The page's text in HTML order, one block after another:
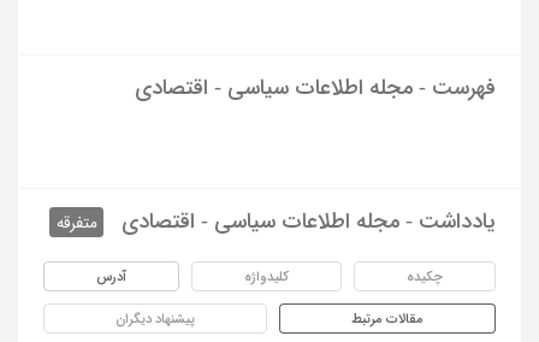
فهرست - مجله اطلاعات سیاسی - اقتصادی
یادداشت - مجله اطلاعات سیاسی - اقتصادی متفرقه
چکیده کلیدواژه آدرس
مقالات مرتبط پیشنهاد دیگران